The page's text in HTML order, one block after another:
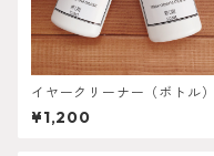
イヤークリーナー（ボトル）
¥1,200